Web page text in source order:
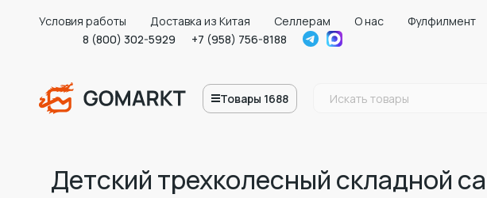
Условия работы Доставка из Китая Селлерам О нас Фулфилмент
8 (800) 302-5929
+7 (958) 756-8188
Товары 1688
Детский трехколесный складной